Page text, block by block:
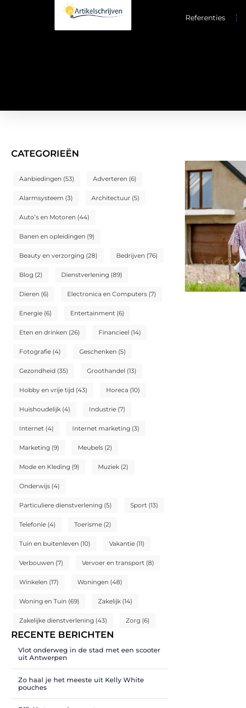
Referenties
CATEGORIEËN
Aanbiedingen (53) Adverteren (6)
Alarmsysteem (3) Architectuur (5)
Auto’s en Motoren (44)
Banen en opleidingen (9)
Beauty en verzorging (28) Bedrijven (76)
Blog (2) Dienstverlening (89)
Dieren (6) Electronica en Computers (7)
Energie (6) Entertainment (6)
Eten en drinken (26) Financieel (14)
Fotografie (4) Geschenken (5)
Gezondheid (35) Groothandel (13)
Hobby en vrije tijd (43) Horeca (10)
Huishoudelijk (4) Industrie (7)
Internet (4) Internet marketing (3)
Marketing (9) Meubels (2)
Mode en Kleding (9) Muziek (2)
Onderwijs (4)
Particuliere dienstverlening (5) Sport (13)
Telefonie (4) Toerisme (2)
Tuin en buitenleven (10) Vakantie (11)
Verbouwen (7) Vervoer en transport (8)
Winkelen (17) Woningen (48)
Woning en Tuin (69) Zakelijk (14)
Zakelijke dienstverlening (43) Zorg (6)
RECENTE BERICHTEN
Vlot onderweg in de stad met een scooter
uit Antwerpen
Zo haal je het meeste uit Kelly White
pouches